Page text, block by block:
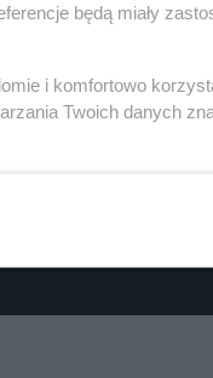
będą miały
i komfortowo
Twoich danych